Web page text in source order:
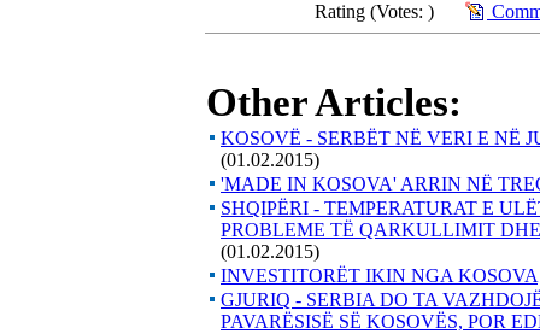
Rating (Votes: )
Other Articles:
KOSOVË - SERBËT NË VERI E NË
(01.02.2015)
'MADE IN KOSOVA' ARRIN NË
SHQIPËRI - TEMPERATURAT E
PROBLEME TË QARKULLIMIT
(01.02.2015)
INVESTITORËT IKIN NGA KOSOVA
GJURIQ - SERBIA DO TA
PAVARËSISË SË KOSOVËS, POR